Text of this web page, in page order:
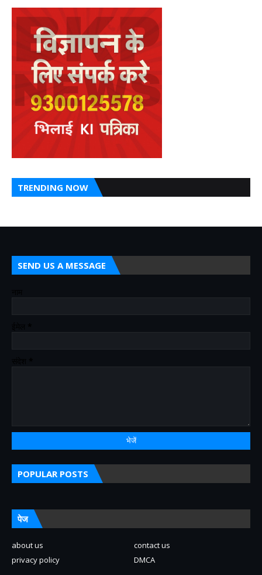
TRENDING NOW
SEND US A MESSAGE
POPULAR POSTS
पेज
about us
contact us
privacy policy
DMCA